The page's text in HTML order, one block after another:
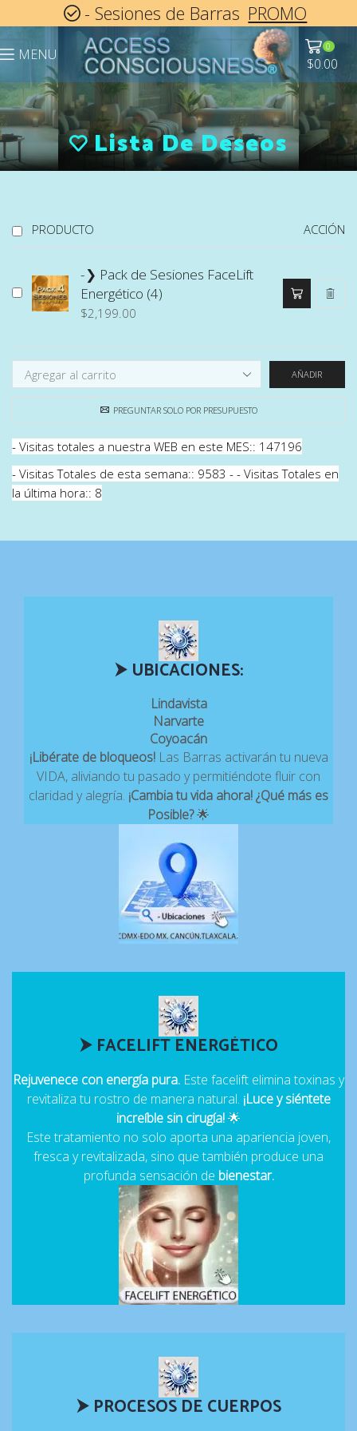
- Sesiones de Barras PROMO
MENU 0
$0.00
Lista De Deseos
PRODUCTO ACCIÓN
-❯ Pack de Sesiones FaceLift
Energético (4)
$2,199.00
AÑADIR
PREGUNTAR SOLO POR PRESUPUESTO
- Visitas totales a nuestra WEB en este MES:: 147196
- Visitas Totales de esta semana:: 9583 - - Visitas Totales en
la última hora:: 8
⮞ UBICACIONES:
Lindavista
Narvarte
Coyoacán
¡Libérate de bloqueos!Las Barras activarán tu nueva
VIDA, aliviando tu pasado y permitiéndote fluir con
claridad y alegría. ¡Cambia tu vida ahora! ¿Qué más es
Posible?🌟
CLICK Y CONÓCELAS
✨
⮞ FACELIFT ENERGÉTICO
Rejuvenece con energía pura. Este facelift elimina toxinas y
revitaliza tu rostro de manera natural. ¡Luce y siéntete
increíble sin cirugía!🌟
Este tratamiento no solo aporta una apariencia joven,
fresca y revitalizada, sino que también produce una
profunda sensación de bienestar.
CLICK Y CONOCE MÁS
✨
⮞ PROCESOS DE CUERPOS